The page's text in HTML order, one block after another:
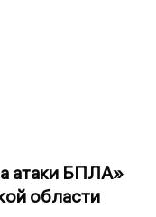
атаки БПЛА»
области